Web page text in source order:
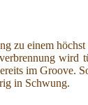
zu einem
wird
im Groove.
in Schwung.